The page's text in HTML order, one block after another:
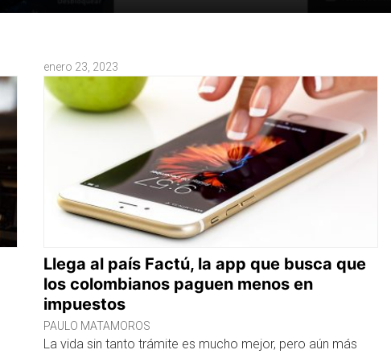
enero 23, 2023
Llega al país Factú, la app que busca que
los colombianos paguen menos en
impuestos
PAULO MATAMOROS
La vida sin tanto trámite es mucho mejor, pero aún más